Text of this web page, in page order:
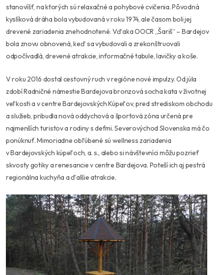
stanovíšť, na ktorých sú relaxačné a pohybové cvičenia. Pôvodná
kyslíková dráha bola vybudovaná v roku 1974, ale časom boli jej
drevené zariadenia znehodnotené. Vďaka OOCR „Šariš“ – Bardejov
bola znovu obnovená, keď sa vybudovali a zrekonštruovali
odpočívadlá, drevené atrakcie, informačné tabule, lavičky a koše.
V roku 2016 dostal cestovný ruch v regióne nové impulzy. Od júla
zdobí Radničné námestie Bardejova bronzová socha kata v životnej
veľkosti a v centre Bardejovských Kúpeľov, pred strediskom obchodu
a služieb, pribudla nová oddychová a športová zóna určená pre
najmenších turistov a rodiny s deťmi. Severovýchod Slovenska má čo
ponúknuť. Mimoriadne obľúbené sú wellness zariadenia
v Bardejovských kúpeľoch, a. s., alebo si návštevníci môžu pozrieť
skvosty gotiky a renesancie v centre Bardejova. Poteší ich aj pestrá
regionálna kuchyňa a ďalšie atrakcie.